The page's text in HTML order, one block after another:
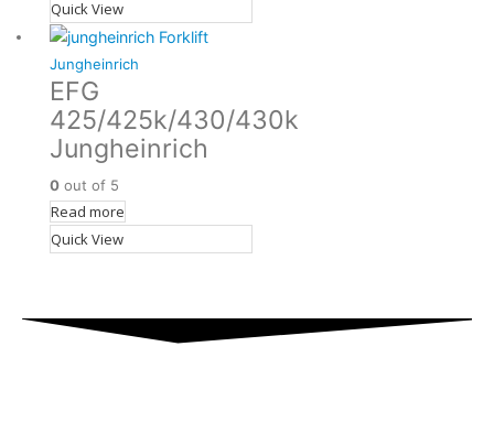
Quick View
Jungheinrich
EFG
425/425k/430/430k
Jungheinrich
0 out of 5
Read more
Quick View